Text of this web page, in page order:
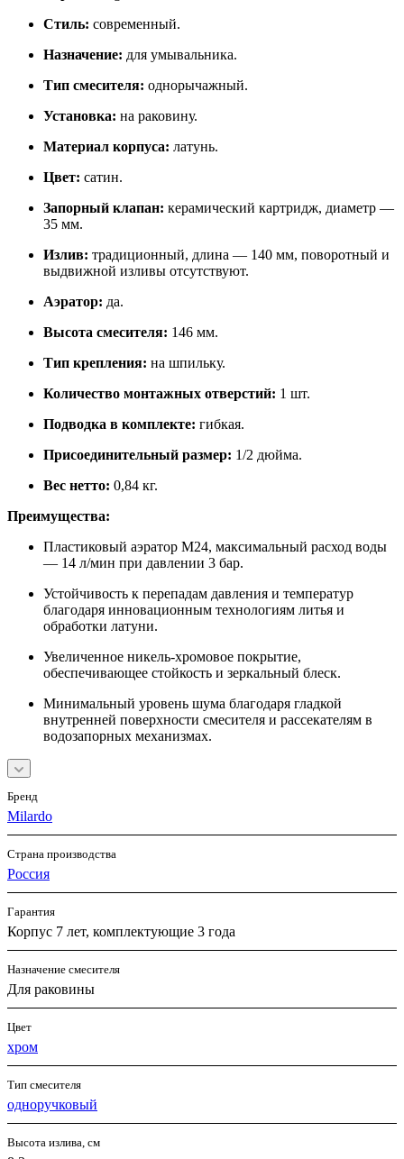
Стиль: современный.
Назначение: для умывальника.
Тип смесителя: однорычажный.
Установка: на раковину.
Материал корпуса: латунь.
Цвет: сатин.
Запорный клапан: керамический картридж, диаметр —
35 мм.
Излив: традиционный, длина — 140 мм, поворотный и
выдвижной изливы отсутствуют.
Аэратор: да.
Высота смесителя: 146 мм.
Тип крепления: на шпильку.
Количество монтажных отверстий: 1 шт.
Подводка в комплекте: гибкая.
Присоединительный размер: 1/2 дюйма.
Вес нетто: 0,84 кг.
Преимущества:
Пластиковый аэратор M24, максимальный расход воды
— 14 л/мин при давлении 3 бар.
Устойчивость к перепадам давления и температур
благодаря инновационным технологиям литья и
обработки латуни.
Увеличенное никель-хромовое покрытие,
обеспечивающее стойкость и зеркальный блеск.
Минимальный уровень шума благодаря гладкой
внутренней поверхности смесителя и рассекателям в
водозапорных механизмах.
Бренд
Milardo
Страна производства
Россия
Гарантия
Корпус 7 лет, комплектующие 3 года
Назначение смесителя
Для раковины
Цвет
хром
Тип смесителя
одноручковый
Высота излива, см